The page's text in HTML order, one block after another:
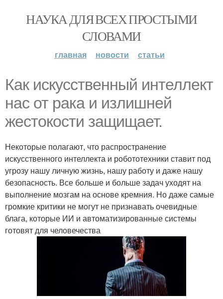
НАУКА ДЛЯ ВСЕХ ПРОСТЫМИ
СЛОВАМИ
главная новости статьи
Как искусственный интеллект
нас от рака и излишней
жестокости защищает.
Некоторые полагают, что распространение
искусственного интеллекта и робототехники ставит под
угрозу нашу личную жизнь, нашу работу и даже нашу
безопасность. Все больше и больше задач уходят на
выполнение мозгам на основе кремния. Но даже самые
громкие критики не могут не признавать очевидные
блага, которые ИИ и автоматизированные системы
готовят для человечества